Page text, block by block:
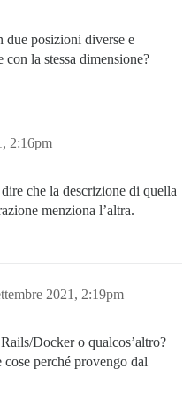
due posizioni diverse e
con la stessa dimensione?
2:16pm
che la descrizione di quella
menziona l’altra.
2021, 2:19pm
Docker o qualcos’altro?
perché provengo dal